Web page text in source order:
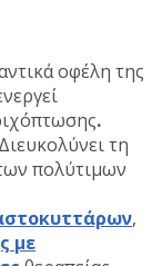
οφέλη της
.
τη
πολύτιμων
,
με